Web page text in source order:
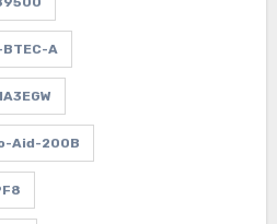
A
Aid-200B